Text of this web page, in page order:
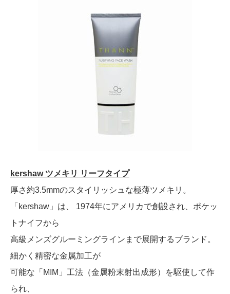
kershaw ツメキリ リーフタイプ
厚さ約3.5mmのスタイリッシュな極薄ツメキリ。
「kershaw」は、 1974年にアメリカで創設され、ポケッ
トナイフから
高級メンズグルーミングラインまで展開するブランド。
細かく精密な金属加工が
可能な「MIM」工法（金属粉末射出成形）を駆使して作
られ、